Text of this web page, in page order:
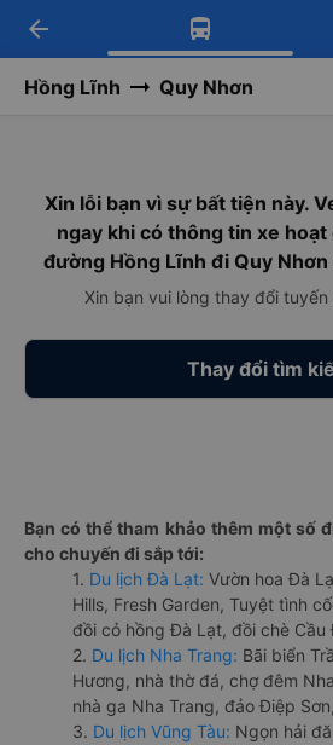
Tải app Vexere ngay!
Nhận ưu đãi thành viên
Tải app Vexere
-30k/ghế khi đặt vé máy
arrow_back
Hồng Lĩnh Quy Nhơn
Xin lỗi bạn vì sự bất tiện này.
ngay khi có thông tin xe
đường Hồng Lĩnh đi Quy
Xin bạn vui lòng thay đổi
Thay đổi tìm
Bạn có thể tham khảo thêm một số
cho chuyến đi sắp tới:
1. Du lịch Đà Lạt: Vườn hoa Đà
Hills, Fresh Garden, Tuyệt tình
đồi cỏ hồng Đà Lạt, đồi chè Cầu
2. Du lịch Nha Trang: Bãi biển
Hương, nhà thờ đá, chợ đêm
nhà ga Nha Trang, đảo Điệp
3. Du lịch Vũng Tàu: Ngọn hải